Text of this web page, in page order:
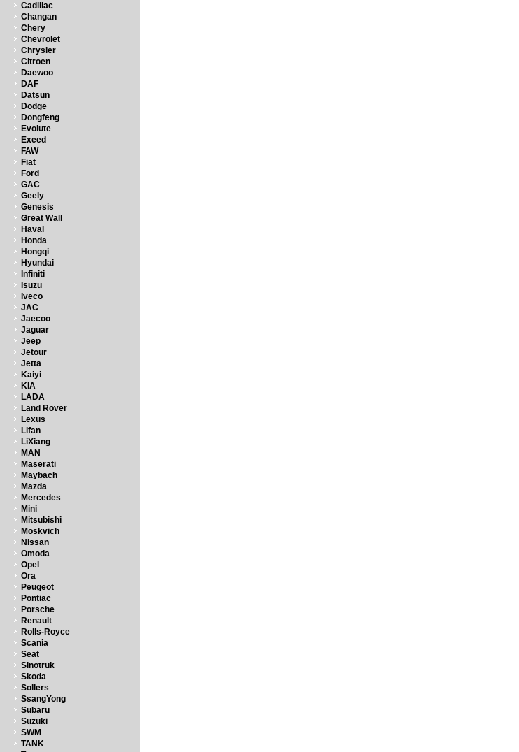
Cadillac
Changan
Chery
Chevrolet
Chrysler
Citroen
Daewoo
DAF
Datsun
Dodge
Dongfeng
Evolute
Exeed
FAW
Fiat
Ford
GAC
Geely
Genesis
Great Wall
Haval
Honda
Hongqi
Hyundai
Infiniti
Isuzu
Iveco
JAC
Jaecoo
Jaguar
Jeep
Jetour
Jetta
Kaiyi
KIA
LADA
Land Rover
Lexus
Lifan
LiXiang
MAN
Maserati
Maybach
Mazda
Mercedes
Mini
Mitsubishi
Moskvich
Nissan
Omoda
Opel
Ora
Peugeot
Pontiac
Porsche
Renault
Rolls-Royce
Scania
Seat
Sinotruk
Skoda
Sollers
SsangYong
Subaru
Suzuki
SWM
TANK